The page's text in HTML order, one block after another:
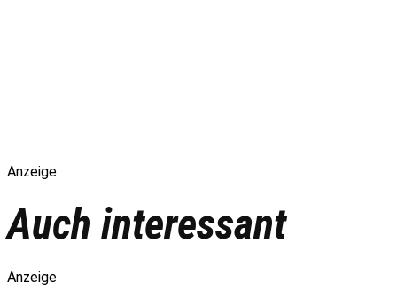
Anzeige
Auch interessant
Anzeige